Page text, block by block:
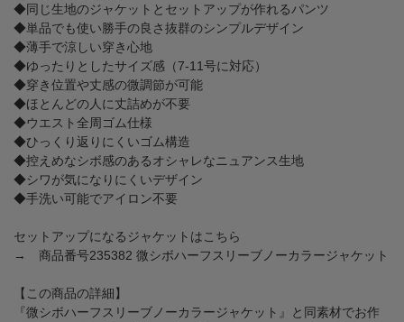
◆同じ生地のジャケットとセットアップが作れるパンツ
◆単品でも使い勝手の良さ抜群のシンプルデザイン
◆薄手で涼しい穿き心地
◆ゆったりとしたサイズ感（7-11号に対応）
◆穿き位置や丈感の微調節が可能
◆ほとんどの人に丈詰めが不要
◆ウエスト全周ゴム仕様
◆ひっくり返りにくいゴム構造
◆控えめなシボ感のあるオシャレなニュアンス生地
◆シワが気になりにくいデザイン
◆手洗い可能でアイロン不要
セットアップになるジャケットはこちら
→ 商品番号235382 微シボハーフスリーブノーカラージャケット
【この商品の詳細】
『微シボハーフスリーブノーカラージャケット』と同素材でお作